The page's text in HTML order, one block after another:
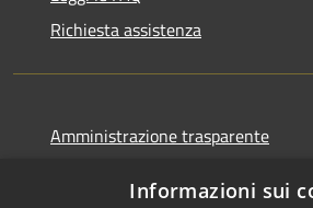
Richiesta assistenza
Amministrazione trasparente
Informazioni sui